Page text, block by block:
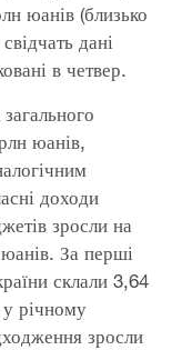
юанів (близько
дані
в четвер.
юанів,
доходи
зросли на
За перші
склали 3,64
річному
зросли